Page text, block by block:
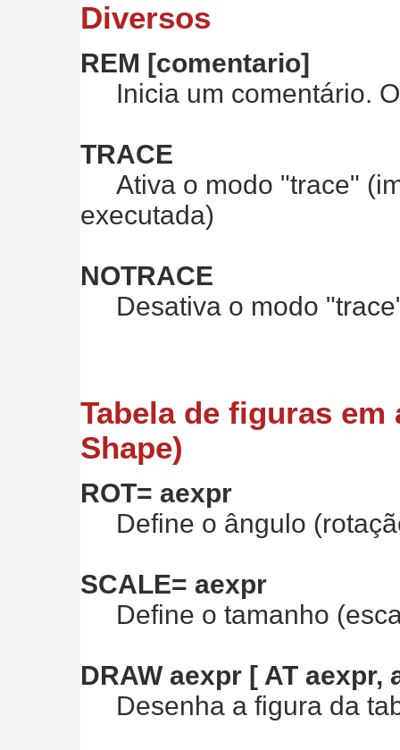
Diversos
REM [comentario]
Inicia um comentário.
TRACE
Ativa o modo "trace"
executada)
NOTRACE
Desativa o modo
Tabela de figuras
Shape)
ROT= aexpr
Define o ângulo
SCALE= aexpr
Define o tamanho
DRAW aexpr [ AT aexpr,
Desenha a figura da